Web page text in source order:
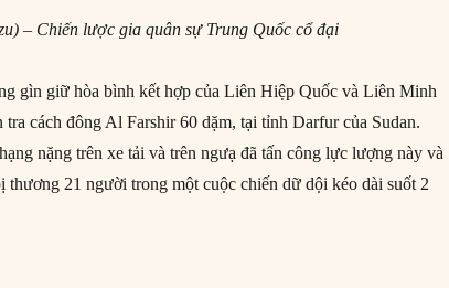
– Chiến lược gia quân sự Trung Quốc cổ đại
gìn giữ hòa bình kết hợp của Liên Hiệp Quốc và Liên Minh
cách đông Al Farshir 60 dặm, tại tỉnh Darfur của Sudan.
nặng trên xe tải và trên ngưạ đã tấn công lực lượng này và
thương 21 người trong một cuộc chiến dữ dội kéo dài suốt 2
– Xung đột vũ trang trong thế kỷ 21”